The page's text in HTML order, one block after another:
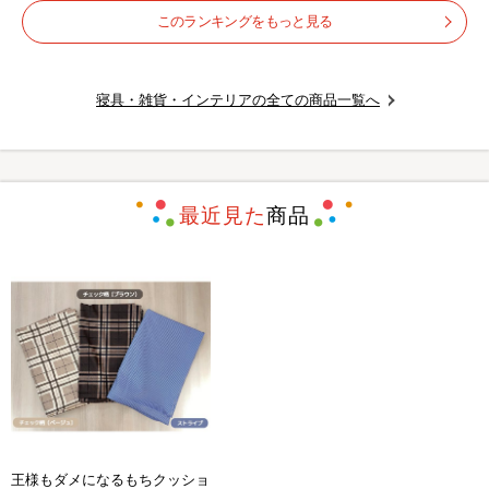
このランキングをもっと見る
寝具・雑貨・インテリアの全ての商品一覧へ
最近見た商品
王様もダメになるもちクッショ